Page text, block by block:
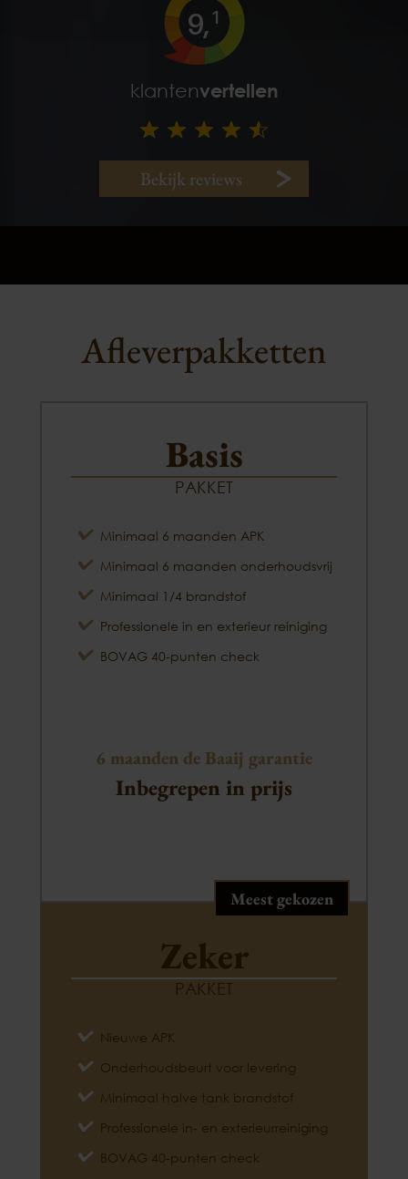
9,1
klantenvertellen
Bekijk reviews
Afleverpakketten
Basis
PAKKET
Minimaal 6 maanden APK
Minimaal 6 maanden onderhoudsvrij
Minimaal 1/4 brandstof
Professionele in en exterieur reiniging
BOVAG 40-punten check
6 maanden de Baaij garantie
Inbegrepen in prijs
Meest gekozen
Zeker
PAKKET
Nieuwe APK
Onderhoudsbeurt voor levering
Minimaal halve tank brandstof
Professionele in- en exterieurreiniging
BOVAG 40-punten check